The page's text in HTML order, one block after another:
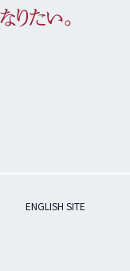
ENGLISH SITE